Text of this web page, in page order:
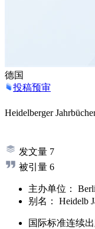
德国
投稿预审
Heidelberger
发文量 7
被引量 6
主办单位：
别名：
Heidelb
国际标准连续